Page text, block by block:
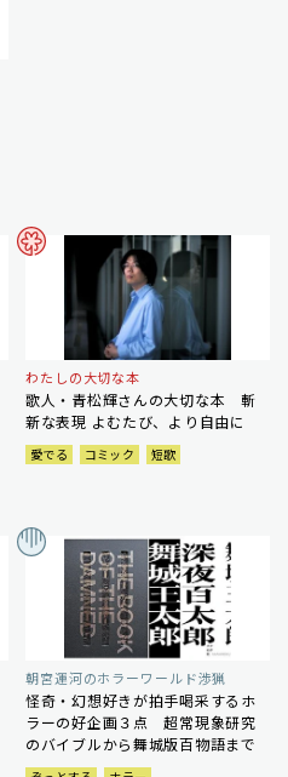
わたしの大切な本
歌人・青松輝さんの大切な本 斬
新な表現 よむたび、より自由に
愛でる コミック 短歌
朝宮運河のホラーワールド渉猟
怪奇・幻想好きが拍手喝采するホ
ラーの好企画３点 超常現象研究
のバイブルから舞城版百物語まで